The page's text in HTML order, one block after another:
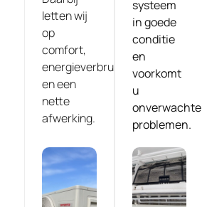
letten wij
op
comfort,
energieverbruik
en een
nette
afwerking.
systeem
in goede
conditie
en
voorkomt
u
onverwachte
problemen.